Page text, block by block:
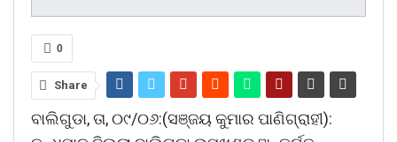
0
Share
ବାଲିଗୁଡା, ତା, ୦୯/୦୬:(ସଞ୍ଜୟ କୁମାର ପାଣିଗ୍ରାହୀ):